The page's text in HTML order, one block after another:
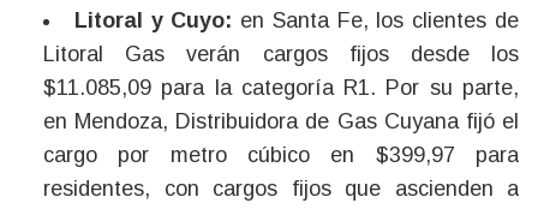
Litoral y Cuyo: en Santa Fe, los clientes de
Litoral Gas verán cargos fijos desde los
$11.085,09 para la categoría R1. Por su parte,
en Mendoza, Distribuidora de Gas Cuyana fijó el
cargo por metro cúbico en $399,97 para
residentes, con cargos fijos que ascienden a